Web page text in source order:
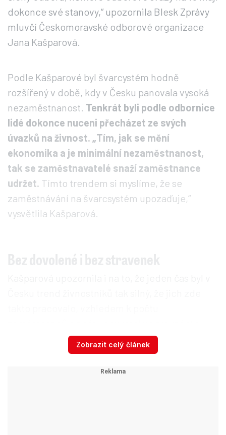
dokonce své stanovy,“ upozornila Blesk Zprávy
mluvčí Českomoravské odborové organizace
Jana Kašparová.
Podle Kašparové byl švarcystém hodně
rozšířený v době, kdy v Česku panovala vysoká
nezaměstnanost. Tenkrát byli podle odbornice
lidé dokonce nuceni přecházet ze svých
úvazků na živnost. „Tím, jak se mění
ekonomika a je minimální nezaměstnanost,
tak se zaměstnavatelé snaží zaměstnance
udržet. Tímto trendem si myslíme, že se
zaměstnávání na švarcsystém upozaďuje,“
vysvětlila Kašparová.
jinými zeměmi, velmi mnoho.„Vypadalo to,
jako kdybychom byli nějaká agrární země, kde
je hodně podnikatelů pracujících touto
Zobrazit celý článek